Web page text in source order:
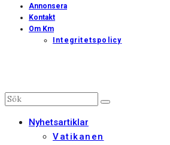
Annonsera
Kontakt
Om Km
Integritetspolicy
Nyhetsartiklar
Vatikanen